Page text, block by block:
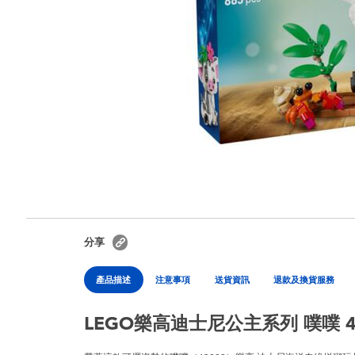
分享
產品描述 注意事項 送貨資訊 退款及換貨服務
LEGO樂高迪士尼公主系列 噗噗